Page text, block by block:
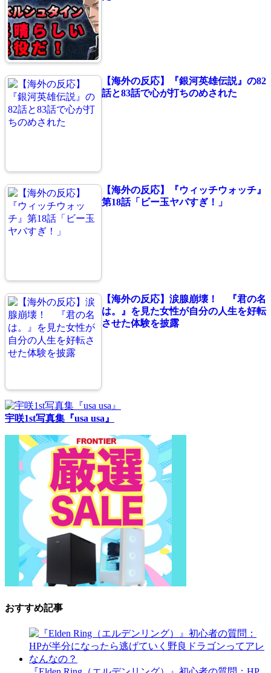
【海外の反応】『銀河英雄伝説』の82
話と83話で心が打ちのめされた
【海外の反応】『ウィッチウォッチ』
第18話「ビー玉ヤバすぎ！」
【海外の反応】涙腺崩壊！ 『君の名
は。』を見た女性が自分の人生を好転
させた体験を披露
宇咲1st写真集『usa usa』
おすすめ記事